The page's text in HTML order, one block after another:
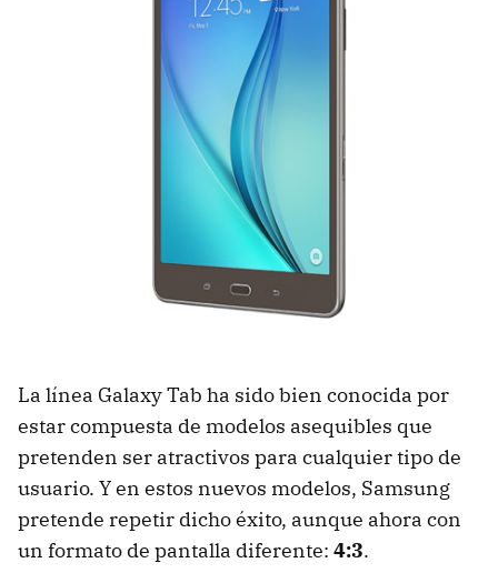
La línea Galaxy Tab ha sido bien conocida por
estar compuesta de modelos asequibles que
pretenden ser atractivos para cualquier tipo de
usuario. Y en estos nuevos modelos, Samsung
pretende repetir dicho éxito, aunque ahora con
un formato de pantalla diferente: 4:3.